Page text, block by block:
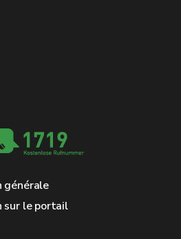
générale
sur le portail